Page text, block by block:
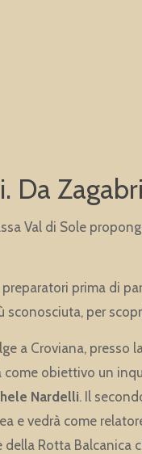
Da
Val di Sole
prima di
sconosciuta, per
a Croviana, presso
obiettivo un
Nardelli. Il
e vedrà come
Rotta Balcanica